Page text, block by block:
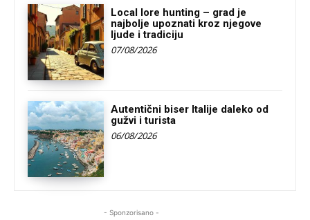
Local lore hunting – grad je
najbolje upoznati kroz njegove
ljude i tradiciju
07/08/2026
Autentični biser Italije daleko od
gužvi i turista
06/08/2026
- Sponzorisano -